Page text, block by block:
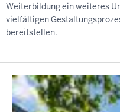
Weiterbildung ein weiteres
vielfältigen
bereitstellen.